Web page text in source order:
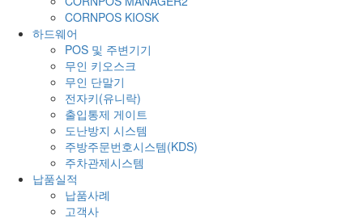
CORNPOS KIOSK
하드웨어
POS 및 주변기기
무인 키오스크
무인 단말기
전자키(유니락)
출입통제 게이트
도난방지 시스템
주방주문번호시스템(KDS)
주차관제시스템
납품실적
납품사례
고객사